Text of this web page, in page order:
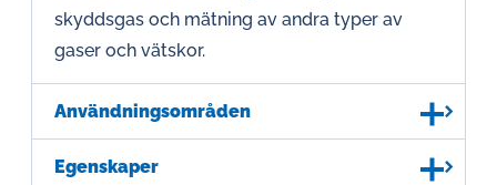
skyddsgas och mätning av andra typer av
gaser och vätskor.
Användningsområden
Egenskaper